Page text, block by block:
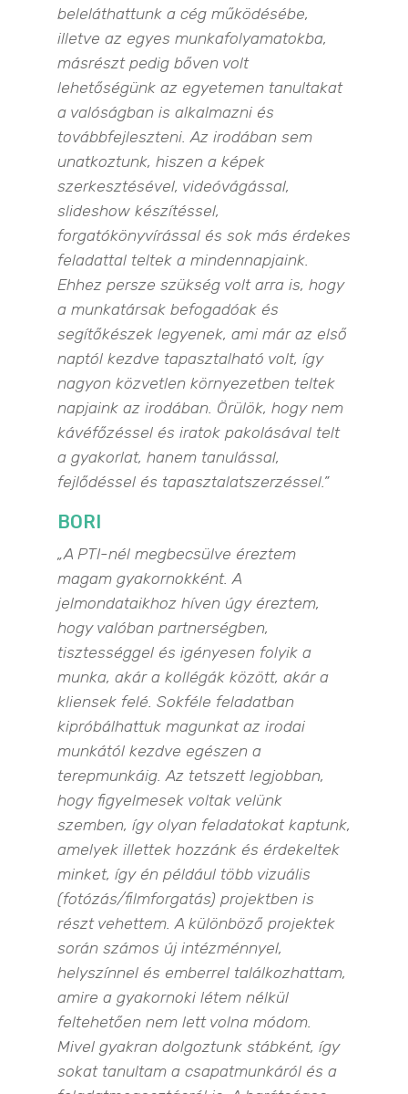
beleláthattunk a cég működésébe,
illetve az egyes munkafolyamatokba,
másrészt pedig bőven volt
lehetőségünk az egyetemen tanultakat
a valóságban is alkalmazni és
továbbfejleszteni. Az irodában sem
unatkoztunk, hiszen a képek
szerkesztésével, videóvágással,
slideshow készítéssel,
forgatókönyvírással és sok más érdekes
feladattal teltek a mindennapjaink.
Ehhez persze szükség volt arra is, hogy
a munkatársak befogadóak és
segítőkészek legyenek, ami már az első
naptól kezdve tapasztalható volt, így
nagyon közvetlen környezetben teltek
napjaink az irodában. Örülök, hogy nem
kávéfőzéssel és iratok pakolásával telt
a gyakorlat, hanem tanulással,
fejlődéssel és tapasztalatszerzéssel.”
BORI
„A PTI-nél megbecsülve éreztem
magam gyakornokként. A
jelmondataikhoz híven úgy éreztem,
hogy valóban partnerségben,
tisztességgel és igényesen folyik a
munka, akár a kollégák között, akár a
kliensek felé. Sokféle feladatban
kipróbálhattuk magunkat az irodai
munkától kezdve egészen a
terepmunkáig. Az tetszett legjobban,
hogy figyelmesek voltak velünk
szemben, így olyan feladatokat kaptunk,
amelyek illettek hozzánk és érdekeltek
minket, így én például több vizuális
(fotózás/filmforgatás) projektben is
részt vehettem. A különböző projektek
során számos új intézménnyel,
helyszínnel és emberrel találkozhattam,
amire a gyakornoki létem nélkül
feltehetően nem lett volna módom.
Mivel gyakran dolgoztunk stábként, így
sokat tanultam a csapatmunkáról és a